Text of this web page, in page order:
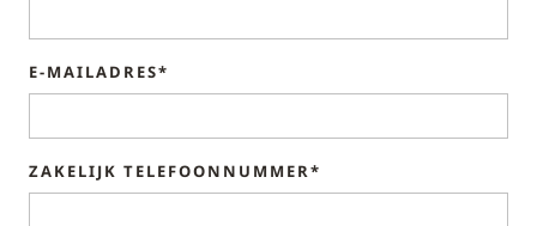
E-MAILADRES*
ZAKELIJK TELEFOONNUMMER*